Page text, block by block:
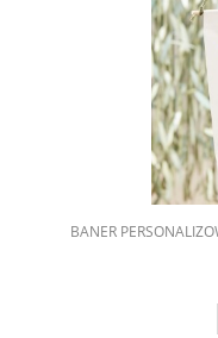
BANER